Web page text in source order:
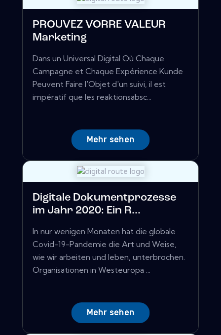
PROUVEZ VORRE VALEUR
Marketing
Dans un Universal Digital Où Chaque
Campagne et Chaque Expérience Kunde
Peuvent Faire l'Objet d'un suivi, il est
impératif que les reaktionsabsc...
Mehr sehen
Digitale Dokumentprozesse
im Jahr 2020: Ein R...
In nur wenigen Monaten hat die globale
Covid-19-Pandemie die Art und Weise,
wie wir arbeiten und leben, unterbrochen.
Organisationen in Westeuropa ...
Mehr sehen